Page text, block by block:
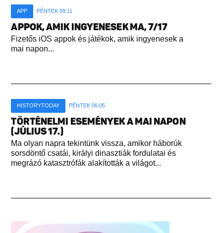
APP PÉNTEK 09:11
APPOK, AMIK INGYENESEK MA, 7/17
Fizetős iOS appok és játékok, amik ingyenesek a
mai napon...
HISTORYTODAY PÉNTEK 06:05
TÖRTÉNELMI ESEMÉNYEK A MAI NAPON
(JÚLIUS 17.)
Ma olyan napra tekintünk vissza, amikor háborúk
sorsdöntő csatái, királyi dinasztiák fordulatai és
megrázó katasztrófák alakították a világot...